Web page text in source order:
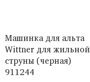
Машинка для альта
Wittner для жильной
струны (черная)
911244